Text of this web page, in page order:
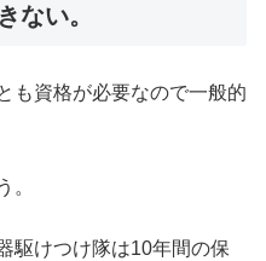
ない。
も資格が必要なので一般的
。
駆けつけ隊は10年間の保